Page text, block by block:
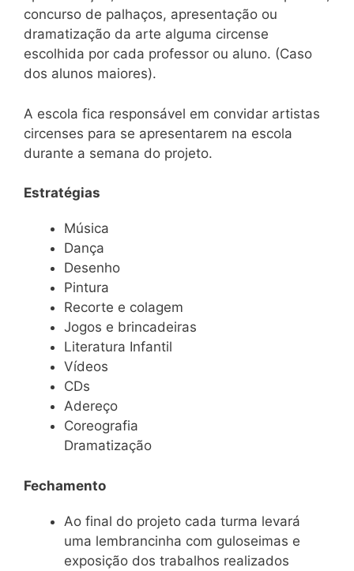
concurso de palhaços, apresentação ou
dramatização da arte alguma circense
escolhida por cada professor ou aluno. (Caso
dos alunos maiores).
A escola fica responsável em convidar artistas
circenses para se apresentarem na escola
durante a semana do projeto.
Estratégias
Música
Dança
Desenho
Pintura
Recorte e colagem
Jogos e brincadeiras
Literatura Infantil
Vídeos
CDs
Adereço
Coreografia
Dramatização
Fechamento
Ao final do projeto cada turma levará
uma lembrancinha com guloseimas e
exposição dos trabalhos realizados